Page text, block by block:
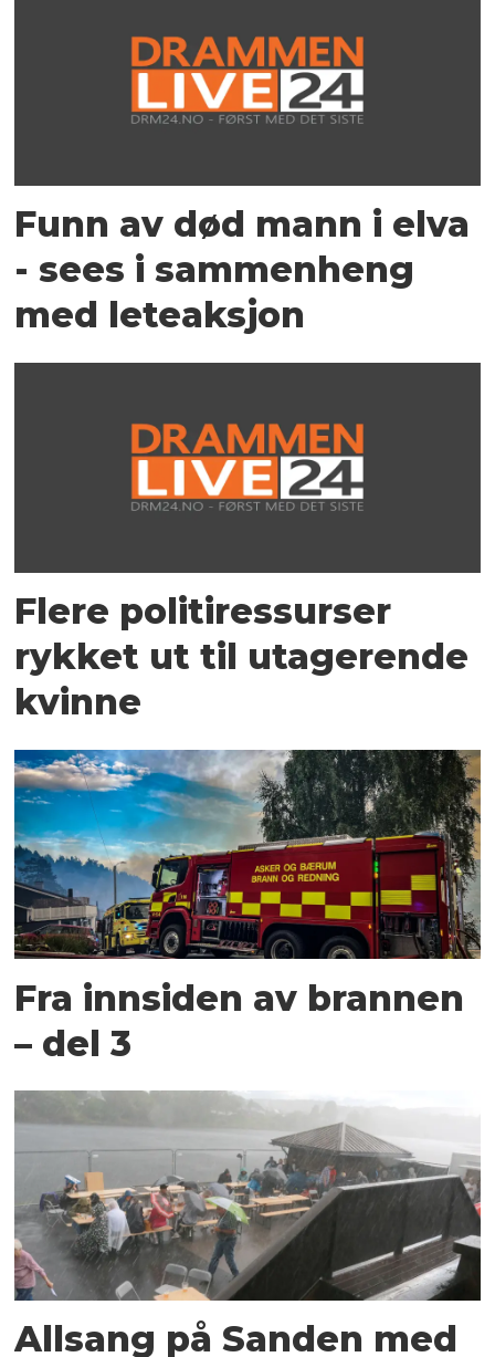
Funn av død mann i elva
- sees i sammenheng
med leteaksjon
Flere politiressurser
rykket ut til utagerende
kvinne
Fra innsiden av brannen
– del 3
Allsang på Sanden med